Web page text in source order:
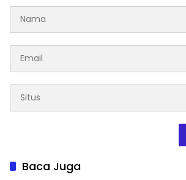
Baca Juga